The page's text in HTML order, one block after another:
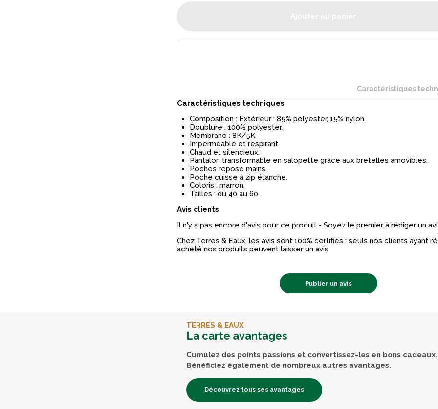
Caractéristiques
Caractéristiques techniques
Composition : Extérieur : 85% polyester, 15% nylon.
Doublure : 100% polyester.
Membrane : 8K/5K.
Imperméable et respirant.
Chaud et silencieux.
Pantalon transformable en salopette grâce aux bretelles amovibles.
Poches repose mains.
Poche cuisse à zip étanche.
Coloris : marron.
Tailles : du 40 au 60.
Avis clients
Il n'y a pas encore d'avis pour ce produit - Soyez le premier à rédiger un
Chez Terres & Eaux, les avis sont 100% certifiés : seuls nos clients ayant
acheté nos produits peuvent laisser un avis
Publier un avis
TERRES & EAUX
La carte avantages
Cumulez des points passions et convertissez-les en bons cadeaux.
Bénéficiez également de nombreux autres avantages.
Découvrez tous ses avantages